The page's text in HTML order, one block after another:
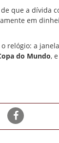
que a dívida
em
relógio: a
do Mundo,